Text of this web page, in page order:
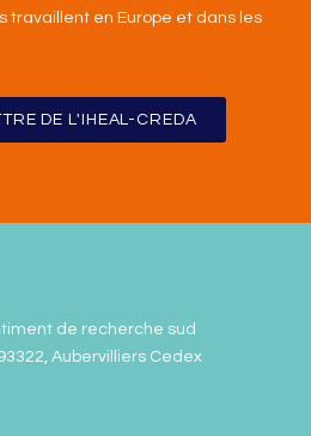
travaillent en Europe et dans les
DE L'IHEAL-CREDA
de recherche sud
Aubervilliers Cedex